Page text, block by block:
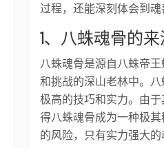
过程，还能深刻体会到魂
1、八蛛魂骨的
八蛛魂骨是源自八蛛帝
和挑战的深山老林中。
极高的技巧和实力。由
得八蛛魂骨成为一种极
的风险，只有实力强大的